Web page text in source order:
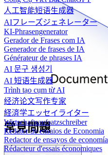
人工智能短语生成器
AIフレーズジェネレーター
KI-Phrasengenerator
Gerador de Frases com IA
Generador de frases de IA
Générateur de phrases IA
AI 문구 생성기
AI 短语生成器
Trình tạo cụm từ AI
经济论文写作专家
経済学エッセイライター
Wirtschaftsaufsatzschreiber
Redator de ensaios de Economia
Redactor de ensayos de economía
Rédacteur d'essais économiques
常見問題